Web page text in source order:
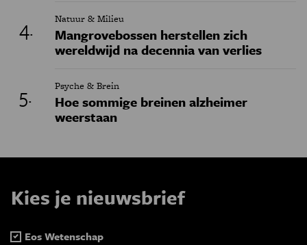
Natuur & Milieu
Mangrovebossen herstellen zich
wereldwijd na decennia van verlies
Psyche & Brein
Hoe sommige breinen alzheimer
weerstaan
Kies je nieuwsbrief
Eos Wetenschap